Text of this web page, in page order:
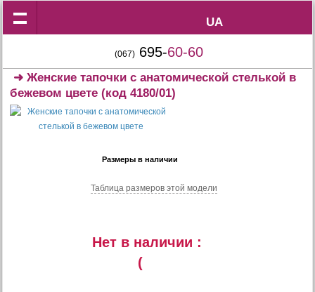
UA
UA
(067) 695-60-60
➜Женские тапочки с анатомической стелькой в
бежевом цвете (код 4180/01)
Размеры в наличии
Таблица размеров этой модели
Нет в наличии :
(